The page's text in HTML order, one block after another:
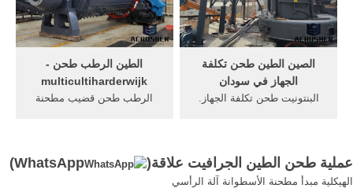
لتجهيز, آلات طحن مسحوق
الطين المصنعة في, أعرف
أكثر.
التسويق بعد الانتاج مسحوق
الغسيل هو من المنتجات ...
الطين الرطب طحن -
multicultiharderwijk
الرطب طحن قضيب مطحنة
تطبيقات من سحق المواد
الصين الطين طحن تكلفة
الجهاز في سودان
البنتونيت طحن تكلفة الجهاز.
عملية التعدين البنتونيت في
الطين يشكلون الجهاز في
عملية طحن الطين الجرافيت علاقة( WhatsApp
)
الهيكلية مبدأ مطحنة الأسطوانة آلة الرأسي